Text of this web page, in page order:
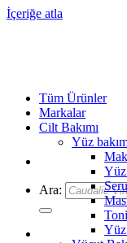
İçeriğe atla
Ara:
Tüm Ürünler
Markalar
Cilt Bakımı
Yüz